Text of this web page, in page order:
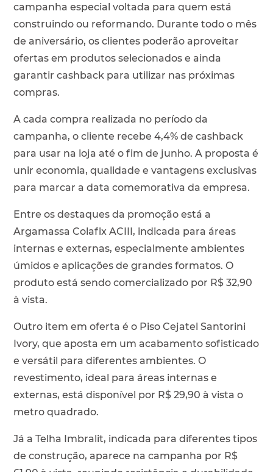
campanha especial voltada para quem está
construindo ou reformando. Durante todo o mês
de aniversário, os clientes poderão aproveitar
ofertas em produtos selecionados e ainda
garantir cashback para utilizar nas próximas
compras.
A cada compra realizada no período da
campanha, o cliente recebe 4,4% de cashback
para usar na loja até o fim de junho. A proposta é
unir economia, qualidade e vantagens exclusivas
para marcar a data comemorativa da empresa.
Entre os destaques da promoção está a
Argamassa Colafix ACIII, indicada para áreas
internas e externas, especialmente ambientes
úmidos e aplicações de grandes formatos. O
produto está sendo comercializado por R$ 32,90
à vista.
Outro item em oferta é o Piso Cejatel Santorini
Ivory, que aposta em um acabamento sofisticado
e versátil para diferentes ambientes. O
revestimento, ideal para áreas internas e
externas, está disponível por R$ 29,90 à vista o
metro quadrado.
Já a Telha Imbralit, indicada para diferentes tipos
de construção, aparece na campanha por R$